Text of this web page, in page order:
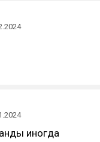
иногда